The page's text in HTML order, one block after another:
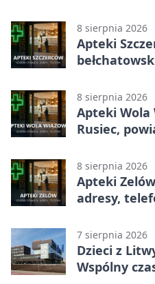
8 sierpnia 2026
Apteki
8 sierpnia 2026
Apteki Wola
Rusiec,
8 sierpnia 2026
Apteki
adresy,
7 sierpnia 2026
Dzieci z
Wspólny